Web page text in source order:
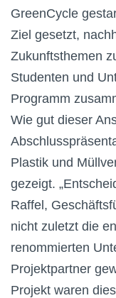
GreenCycle
Ziel gesetzt,
Zukunftsthemen
Studenten und
Programm
Wie gut dieser
Plastik und
gezeigt.
Raffel,
nicht zuletzt die
renommierten
Projektpartner
Projekt waren